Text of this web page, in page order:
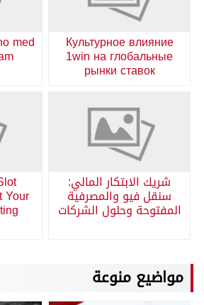
Культурное влияние
1win на глобальные
рынки ставок
med
شريك الابتكار المالي:
سنقل فيو والمصرفية
المفتوحة وحلول الشركات
Your
مواضيع منوعة